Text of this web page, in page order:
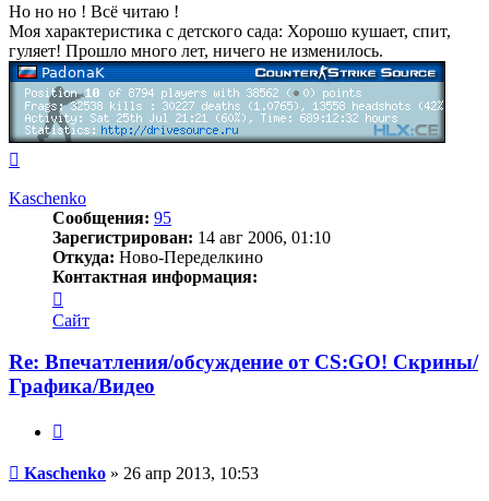
Но но но ! Всё читаю !
Моя характеристика с детского сада: Хорошо кушает, спит,
гуляет! Прошло много лет, ничего не изменилось.
началу
Kaschenko
Сообщения: 95
Зарегистрирован: 14 авг 2006, 01:10
Откуда: Ново-Переделкино
Контактная информация:
информация
пользователя
Сайт
Re: Впечатления/обсуждение от CS:GO! Скрины/
Графика/Видео
Сообщение
Kaschenko » 26 апр 2013, 10:53